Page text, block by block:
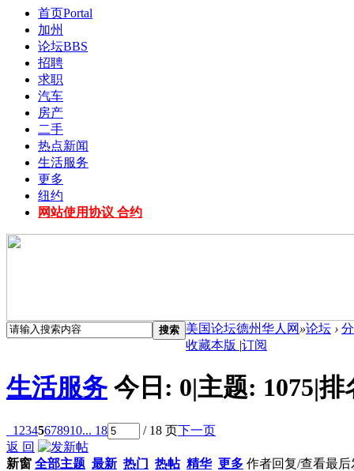
首页Portal
加州
论坛BBS
招聘
求职
汽车
房产
二手
热点新闻
生活服务
更多
纽约
网站使用协议 合约
搜索 美国论坛德州华人网 »论坛 ›
收藏本版 |订阅
生活服务 今日: 0|主题: 1075|排
1 2345678910... 18 / 18 页下一页
返 回
新窗 全部主题 最新 热门 热帖 精华 更多 作者回复/查看最后